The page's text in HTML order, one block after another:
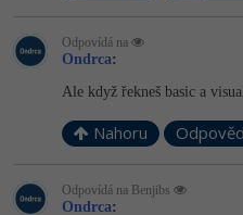
Odpovídá na
Ondrca:
Ale když řekneš basic a
Nahoru
Odpovídá na Benjibs
Ondrca: